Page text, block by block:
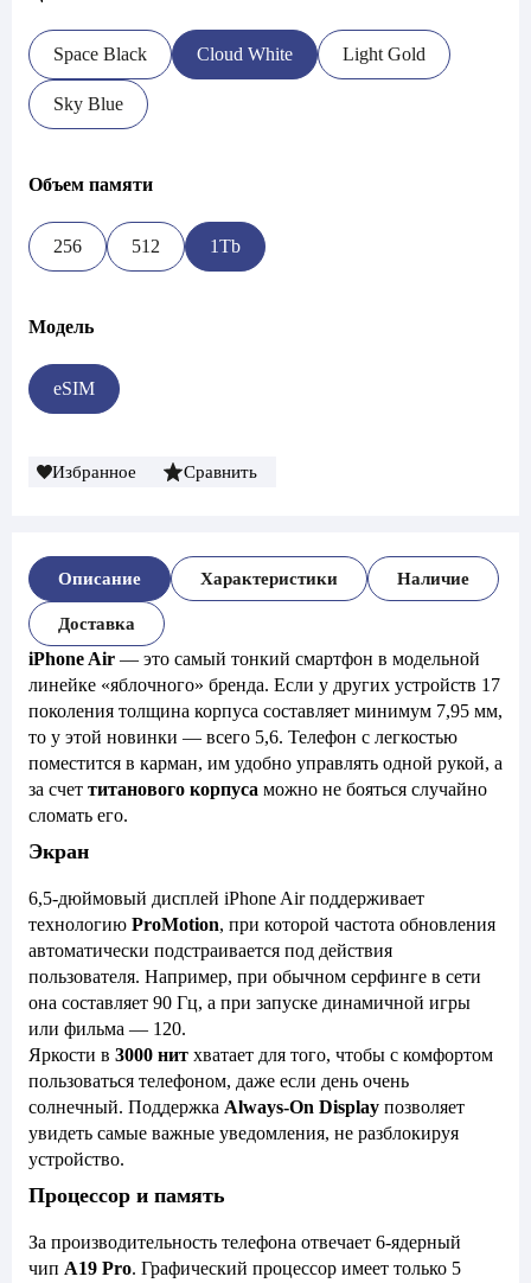
Space Black Cloud White Light Gold
Sky Blue
Объем памяти
256 512 1Tb
Модель
eSIM
Избранное Сравнить
Описание Характеристики Наличие
Доставка
iPhone Air — это самый тонкий смартфон в модельной
линейке «яблочного» бренда. Если у других устройств 17
поколения толщина корпуса составляет минимум 7,95 мм,
то у этой новинки — всего 5,6. Телефон с легкостью
поместится в карман, им удобно управлять одной рукой, а
за счет титанового корпуса можно не бояться случайно
сломать его.
Экран
6,5-дюймовый дисплей iPhone Air поддерживает
технологию ProMotion, при которой частота обновления
автоматически подстраивается под действия
пользователя. Например, при обычном серфинге в сети
она составляет 90 Гц, а при запуске динамичной игры
или фильма — 120.
Яркости в 3000 нит хватает для того, чтобы с комфортом
пользоваться телефоном, даже если день очень
солнечный. Поддержка Always-On Display позволяет
увидеть самые важные уведомления, не разблокируя
устройство.
Процессор и память
За производительность телефона отвечает 6-ядерный
чип A19 Pro. Графический процессор имеет только 5